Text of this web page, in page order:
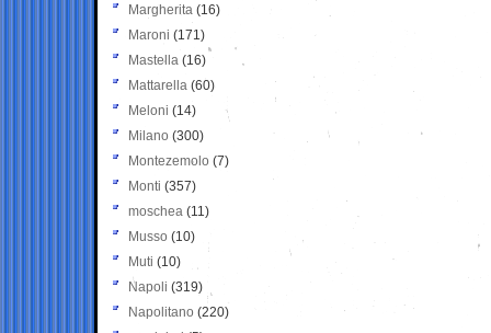
Margherita (16)
Maroni (171)
Mastella (16)
Mattarella (60)
Meloni (14)
Milano (300)
Montezemolo (7)
Monti (357)
moschea (11)
Musso (10)
Muti (10)
Napoli (319)
Napolitano (220)